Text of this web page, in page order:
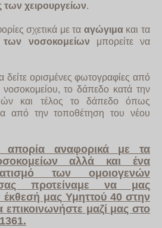
χειρουργείων.
σχετικά με τα αγώγιμακαι τα
των νοσοκομείων μπορείτε να
δείτε ορισμένες φωτογραφίες από
το δάπεδο κατά την
και τέλος το δάπεδο όπως
από την τοποθέτηση του νέου
απορία αναφορικά με τα
αλλά και ένα
των ομοιογενών
προτείναμε να μας
έκθεσή μας Υμηττού 40 στην
μαζί μας στο